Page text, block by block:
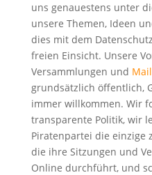
uns genauestens unter
unsere Themen, Ideen
dies mit dem
freien Einsicht. Unsere
Versammlungen und
grundsätzlich öffentlich,
immer willkommen. Wir
transparente Politik, wir
Piratenpartei die einzige
die ihre Sitzungen und
Online durchführt, und